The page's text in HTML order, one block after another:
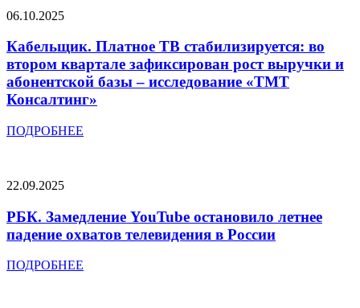
06.10.2025
Кабельщик. Платное ТВ стабилизируется: во
втором квартале зафиксирован рост выручки и
абонентской базы – исследование «ТМТ
Консалтинг»
ПОДРОБНЕЕ
22.09.2025
РБК. Замедление YouTube остановило летнее
падение охватов телевидения в России
ПОДРОБНЕЕ